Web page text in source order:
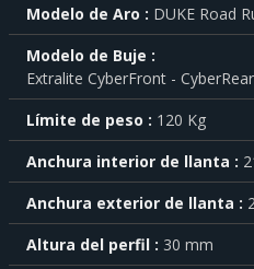
sobre
cada
característica
haga
click
sobre
el
símbolo
puede
mostrar
Modelo de Aro
DUKE Road
Modelo de Buje
Extralite CyberFront -
Límite de peso
120 Kg
Anchura interior de llanta
Anchura exterior de llanta
Altura del perfil
30 mm